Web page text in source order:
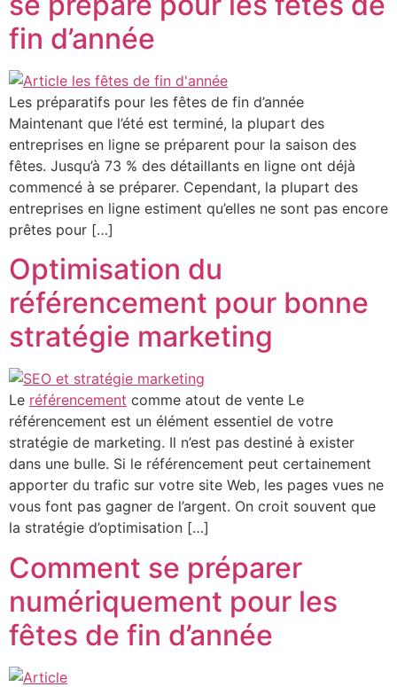
fin d’année
Les préparatifs pour les fêtes de fin d’année
Maintenant que l’été est terminé, la plupart des
entreprises en ligne se préparent pour la saison des
fêtes. Jusqu’à 73 % des détaillants en ligne ont déjà
commencé à se préparer. Cependant, la plupart des
entreprises en ligne estiment qu’elles ne sont pas encore
prêtes pour […]
Optimisation du
référencement pour bonne
stratégie marketing
Le référencement comme atout de vente Le
référencement est un élément essentiel de votre
stratégie de marketing. Il n’est pas destiné à exister
dans une bulle. Si le référencement peut certainement
apporter du trafic sur votre site Web, les pages vues ne
vous font pas gagner de l’argent. On croit souvent que
la stratégie d’optimisation […]
Comment se préparer
numériquement pour les
fêtes de fin d’année